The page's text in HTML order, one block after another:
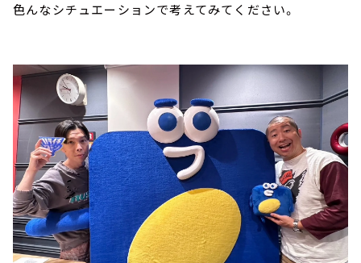
色んなシチュエーションで考えてみてください。